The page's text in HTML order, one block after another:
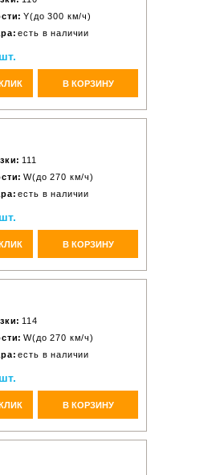
Y(до 300 км/ч)
есть в наличии
В КОРЗИНУ
111
W(до 270 км/ч)
есть в наличии
В КОРЗИНУ
114
W(до 270 км/ч)
есть в наличии
В КОРЗИНУ